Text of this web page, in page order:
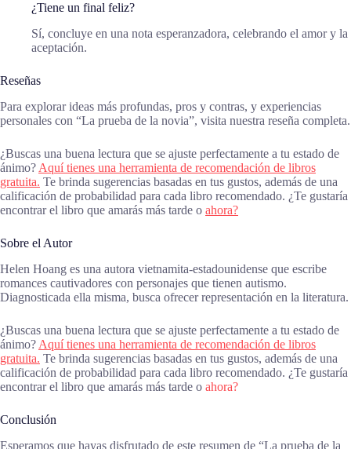
¿Tiene un final feliz?
Sí, concluye en una nota esperanzadora, celebrando el amor y la
aceptación.
Reseñas
Para explorar ideas más profundas, pros y contras, y experiencias
personales con “La prueba de la novia”, visita nuestra reseña completa.
¿Buscas una buena lectura que se ajuste perfectamente a tu estado de
ánimo? Aquí tienes una herramienta de recomendación de libros
gratuita. Te brinda sugerencias basadas en tus gustos, además de una
calificación de probabilidad para cada libro recomendado. ¿Te gustaría
encontrar el libro que amarás más tarde o ahora?
Sobre el Autor
Helen Hoang es una autora vietnamita-estadounidense que escribe
romances cautivadores con personajes que tienen autismo.
Diagnosticada ella misma, busca ofrecer representación en la literatura.
¿Buscas una buena lectura que se ajuste perfectamente a tu estado de
ánimo? Aquí tienes una herramienta de recomendación de libros
gratuita. Te brinda sugerencias basadas en tus gustos, además de una
calificación de probabilidad para cada libro recomendado. ¿Te gustaría
encontrar el libro que amarás más tarde o ahora?
Conclusión
Esperamos que hayas disfrutado de este resumen de “La prueba de la